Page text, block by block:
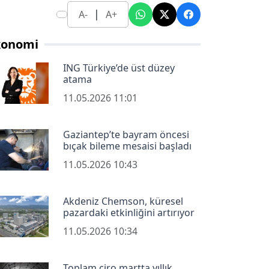
A- | A+
ING Türkiye’de üst düzey
atama
11.05.2026 11:01
Gaziantep’te bayram öncesi
bıçak bileme mesaisi başladı
11.05.2026 10:43
Akdeniz Chemson, küresel
pazardaki etkinliğini artırıyor
11.05.2026 10:34